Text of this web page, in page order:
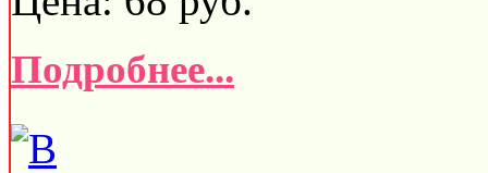
Подробнее...